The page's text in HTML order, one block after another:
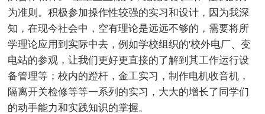
为准则。积极参加操作性较强的实习和设计，因为我深
知，在现今社会中，空有理论是远远不够的，需要将所
学理论应用到实际中去，例如学校组织的'校外电厂、变
电站的参观，让我们更好更直接的了解到其工作运行设
备管理等；校内的蹬杆，金工实习，制作电机收音机，
隔离开关检修等等一系列的实习，大大的增长了同学们
的动手能力和实践知识的掌握。